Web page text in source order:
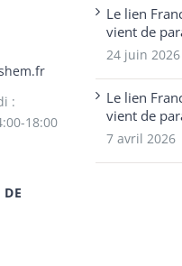
:
18:00
Le lien
vient de
24 juin 2026
Le lien
vient de
7 avril 2026